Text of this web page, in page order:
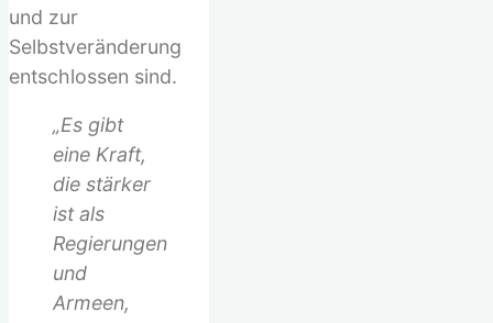
und zur
Selbstveränderung
entschlossen sind.
„Es gibt
eine Kraft,
die stärker
ist als
Regierungen
und
Armeen,